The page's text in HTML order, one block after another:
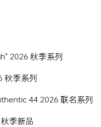
2026 秋季系列
秋季系列
44 2026 联名系列
季新品